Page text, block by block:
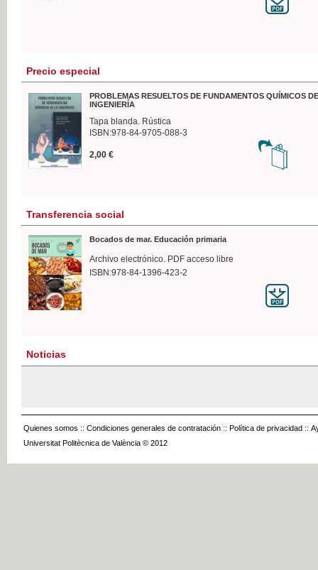
Precio especial
PROBLEMAS RESUELTOS DE FUNDAMENTOS QUÍMICOS
INGENIERÍA
Tapa blanda. Rústica
ISBN:978-84-9705-088-3
2,00 €
Transferencia social
Bocados de mar. Educación primaria
Archivo electrónico. PDF acceso libre
ISBN:978-84-1396-423-2
Noticias
Quienes somos :: Condiciones generales de contratación :: Política de privacidad ::
Universitat Politècnica de València © 2012